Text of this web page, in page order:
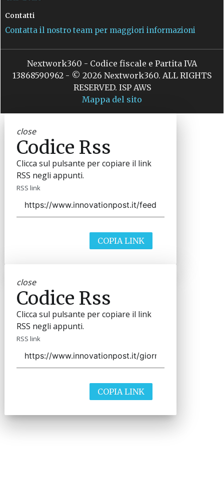
Contatti
Contatta il nostro team per maggiori informazioni
Nextwork360 - Codice fiscale e Partita IVA
13868590962 - © 2026 Nextwork360. ALL RIGHTS
RESERVED. ISP AWS
Mappa del sito
close
Codice Rss
Clicca sul pulsante per copiare il link
RSS negli appunti.
RSS link
COPIA LINK
close
Codice Rss
Clicca sul pulsante per copiare il link
RSS negli appunti.
RSS link
COPIA LINK